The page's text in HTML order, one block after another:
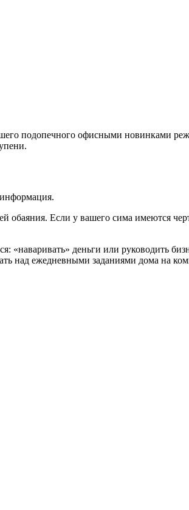
подопечного офисными новинками
обаяния. Если у вашего сима имеются
«наваривать» деньги или руководить
над ежедневными заданиями дома на